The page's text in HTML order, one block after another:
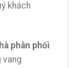
khách
phân phối
vang